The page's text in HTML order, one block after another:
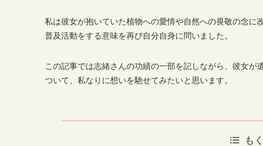
私は彼女が抱いていた植物への愛情や自然への畏敬の念に
普及活動をする意味を再び自分自身に問いました。
この記事では志緒さんの功績の一部を記しながら、彼女が
ついて、私なりに想いを馳せてみたいと思います。
も